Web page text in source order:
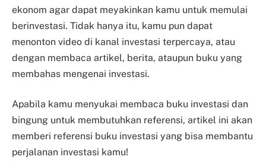
ekonom agar dapat meyakinkan kamu untuk memulai
berinvestasi. Tidak hanya itu, kamu pun dapat
menonton video di kanal investasi terpercaya, atau
dengan membaca artikel, berita, ataupun buku yang
membahas mengenai investasi.
Apabila kamu menyukai membaca buku investasi dan
bingung untuk membutuhkan referensi, artikel ini akan
memberi referensi buku investasi yang bisa membantu
perjalanan investasi kamu!